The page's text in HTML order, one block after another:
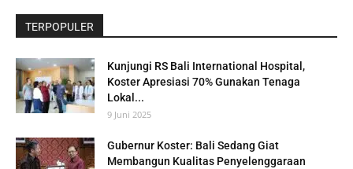
TERPOPULER
Kunjungi RS Bali International Hospital,
Koster Apresiasi 70% Gunakan Tenaga
Lokal...
9 Juni 2025
Gubernur Koster: Bali Sedang Giat
Membangun Kualitas Penyelenggaraan